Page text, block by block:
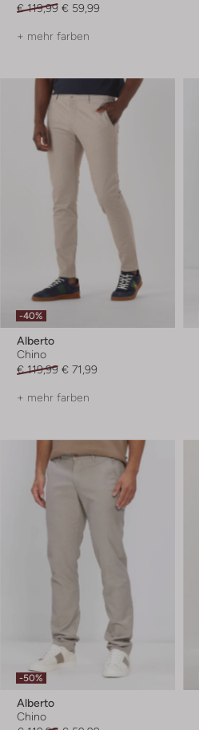
€ 119,99 € 59,99
+ mehr farben
-40%
Alberto
Chino
€ 119,99 € 71,99
+ mehr farben
-50%
Alberto
Chino